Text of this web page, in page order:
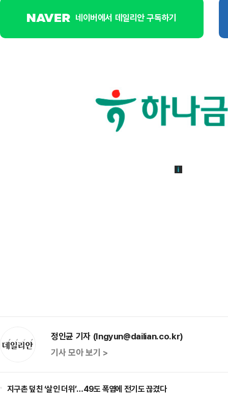
네이버에서 데일리안 구독하기
정인균 기자 (Ingyun@dailian.co.kr)
기사 모아 보기 >
지구촌 덮친 ‘살인 더위’…49도 폭염에 전기도 끊겼다